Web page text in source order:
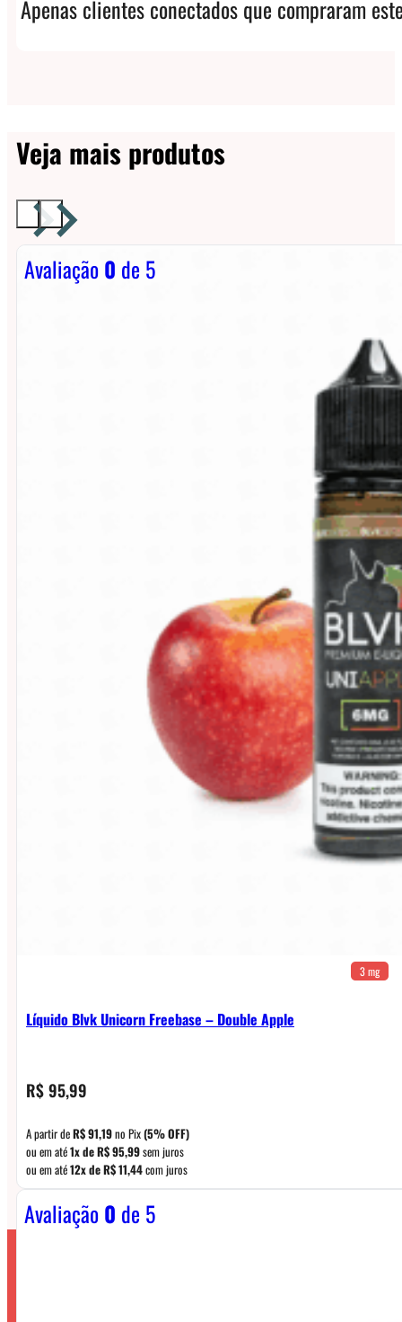
Apenas clientes conectados que compraram
Veja mais produtos
Avaliação0 de 5
3 mg
Líquido Blvk Unicorn Freebase – Double Apple
R$95,99
A partir deR$91,19no Pix(5% OFF)
ou em até1x deR$95,99sem juros
ou em até12x deR$11,44com juros
Avaliação0 de 5